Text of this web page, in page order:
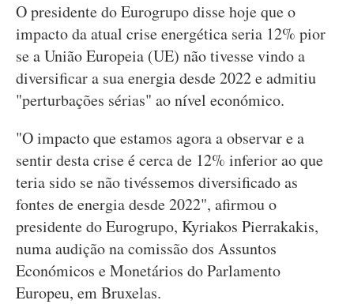
O presidente do Eurogrupo disse hoje que o
impacto da atual crise energética seria 12% pior
se a União Europeia (UE) não tivesse vindo a
diversificar a sua energia desde 2022 e admitiu
"perturbações sérias" ao nível económico.
"O impacto que estamos agora a observar e a
sentir desta crise é cerca de 12% inferior ao que
teria sido se não tivéssemos diversificado as
fontes de energia desde 2022", afirmou o
presidente do Eurogrupo, Kyriakos Pierrakakis,
numa audição na comissão dos Assuntos
Económicos e Monetários do Parlamento
Europeu, em Bruxelas.